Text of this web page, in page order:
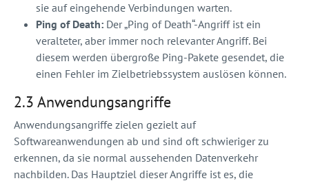
sie auf eingehende Verbindungen warten.
Ping of Death: Der „Ping of Death“-Angriff ist ein
veralteter, aber immer noch relevanter Angriff. Bei
diesem werden übergroße Ping-Pakete gesendet, die
einen Fehler im Zielbetriebssystem auslösen können.
2.3 Anwendungsangriffe
Anwendungsangriffe zielen gezielt auf
Softwareanwendungen ab und sind oft schwieriger zu
erkennen, da sie normal aussehenden Datenverkehr
nachbilden. Das Hauptziel dieser Angriffe ist es, die